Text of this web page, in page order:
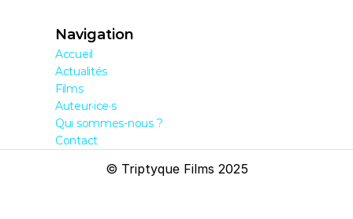
Navigation
Accueil
Actualités
Films
Auteur·ice·s
Qui sommes-nous ?
Contact
© Triptyque Films 2025